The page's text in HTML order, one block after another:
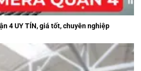
4 UY TÍN, giá tốt, chuyên nghiệp